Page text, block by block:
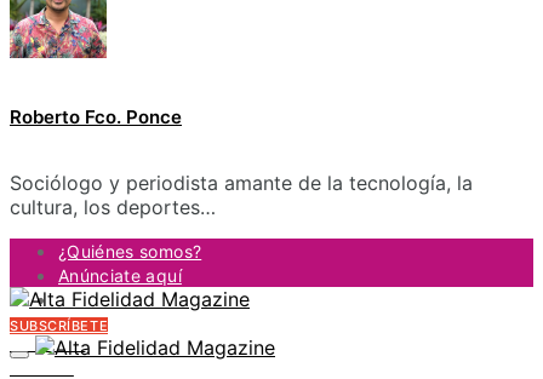
Roberto Fco. Ponce
Sociólogo y periodista amante de la tecnología, la
cultura, los deportes…
¿Quiénes somos?
Anúnciate aquí
Contacto
FACEBOOK
SUBSCRÍBETE